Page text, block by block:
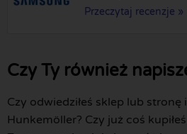
Przeczytaj recenzje »
Czy Ty również
Czy odwiedziłeś sklep lub
Hunkemöller? Czy już coś